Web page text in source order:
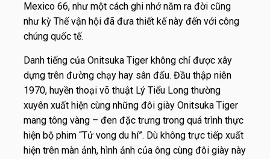
Mexico 66, như một cách ghi nhớ năm ra đời cũng
như kỳ Thế vận hội đã đưa thiết kế này đến với công
chúng quốc tế.
Danh tiếng của Onitsuka Tiger không chỉ được xây
dựng trên đường chạy hay sân đấu. Đầu thập niên
1970, huyền thoại võ thuật Lý Tiểu Long thường
xuyên xuất hiện cùng những đôi giày Onitsuka Tiger
mang tông vàng – đen đặc trưng trong quá trình thực
hiện bộ phim “Tử vong du hí”. Dù không trực tiếp xuất
hiện trên màn ảnh, hình ảnh của ông cùng đôi giày này